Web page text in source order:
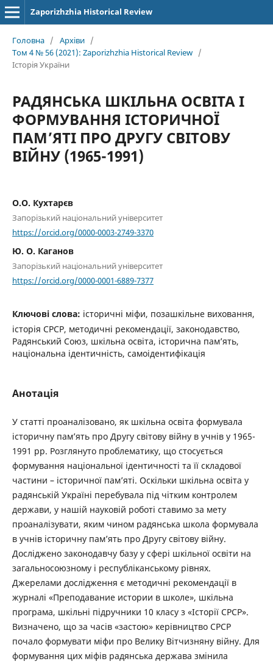
Zaporizhzhia Historical Review
Головна / Архіви /
Том 4 № 56 (2021): Zaporizhzhia Historical Review /
Історія України
РАДЯНСЬКА ШКІЛЬНА ОСВІТА І
ФОРМУВАННЯ ІСТОРИЧНОЇ
ПАМ’ЯТІ ПРО ДРУГУ СВІТОВУ
ВІЙНУ (1965-1991)
О.О. Кухтарєв
Запорізький національний університет
https://orcid.org/0000-0003-2749-3370
Ю. О. Каганов
Запорізький національний університет
https://orcid.org/0000-0001-6889-7377
Ключові слова: історичні міфи, позашкільне виховання,
історія СРСР, методичні рекомендації, законодавство,
Радянський Союз, шкільна освіта, історична пам’ять,
національна ідентичність, самоідентифікація
Анотація
У статті проаналізовано, як шкільна освіта формувала
історичну пам’ять про Другу світову війну в учнів у 1965-
1991 рр. Розглянуто проблематику, що стосується
формування національної ідентичності та її складової
частини – історичної пам’яті. Оскільки шкільна освіта у
радянській Україні перебувала під чітким контролем
держави, у нашій науковій роботі ставимо за мету
проаналізувати, яким чином радянська школа формувала
в учнів історичну пам’ять про Другу світову війну.
Досліджено законодавчу базу у сфері шкільної освіти на
загальносоюзному і республіканському рівнях.
Джерелами дослідження є методичні рекомендації в
журналі «Преподавание истории в школе», шкільна
програма, шкільні підручники 10 класу з «Історії СРСР».
Визначено, що за часів «застою» керівництво СРСР
почало формувати міфи про Велику Вітчизняну війну. Для
формування цих міфів радянська держава змінила